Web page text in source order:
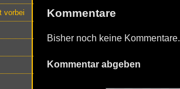
vorbei
Kommentare
Bisher noch keine Kommentare.
Kommentar abgeben